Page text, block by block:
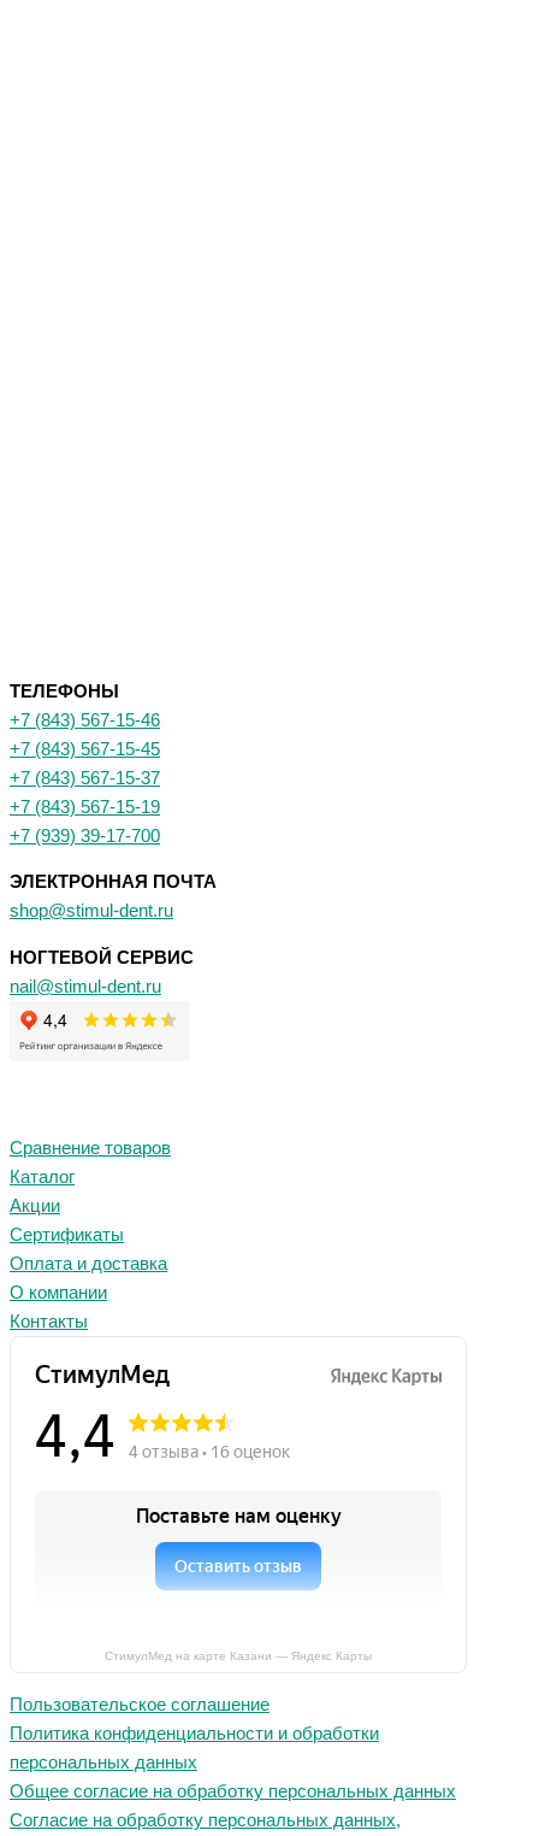
ТЕЛЕФОНЫ
+7 (843) 567-15-46
+7 (843) 567-15-45
+7 (843) 567-15-37
+7 (843) 567-15-19
+7 (939) 39-17-700
ЭЛЕКТРОННАЯ ПОЧТА
shop@stimul-dent.ru
НОГТЕВОЙ СЕРВИС
nail@stimul-dent.ru
Сравнение товаров
Каталог
Акции
Сертификаты
Оплата и доставка
О компании
Контакты
СтимулМед на карте Казани — Яндекс Карты
Пользовательское соглашение
Политика конфиденциальности и обработки
персональных данных
Общее согласие на обработку персональных данных
Согласие на обработку персональных данных,